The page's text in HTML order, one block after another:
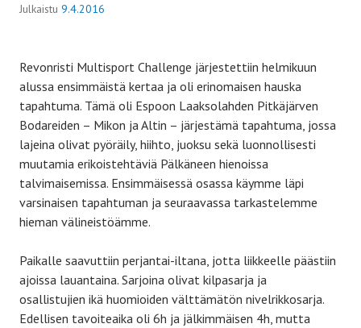
Julkaistu 9.4.2016
Revonristi Multisport Challenge järjestettiin helmikuun
alussa ensimmäistä kertaa ja oli erinomaisen hauska
tapahtuma. Tämä oli Espoon Laaksolahden Pitkäjärven
Bodareiden – Mikon ja Altin – järjestämä tapahtuma, jossa
lajeina olivat pyöräily, hiihto, juoksu sekä luonnollisesti
muutamia erikoistehtäviä Pälkäneen hienoissa
talvimaisemissa. Ensimmäisessä osassa käymme läpi
varsinaisen tapahtuman ja seuraavassa tarkastelemme
hieman välineistöämme.
Paikalle saavuttiin perjantai-iltana, jotta liikkeelle päästiin
ajoissa lauantaina. Sarjoina olivat kilpasarja ja
osallistujien ikä huomioiden välttämätön nivelrikkosarja.
Edellisen tavoiteaika oli 6h ja jälkimmäisen 4h, mutta